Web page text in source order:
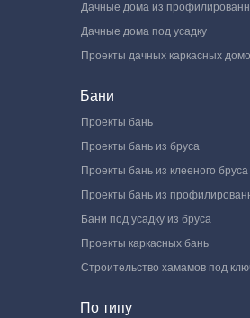
Дачные дома из
Дачные дома под усадку
Проекты дачных каркасных
Бани
Проекты бань
Проекты бань из бруса
Проекты бань из клееного бруса
Проекты бань из
Бани под усадку из бруса
Проекты каркасных бань
Строительство хамамов под
По типу